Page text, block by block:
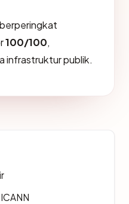
100/100,
infrastruktur publik.